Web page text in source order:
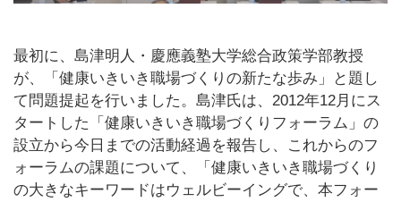
最初に、島津明人・慶應義塾大学総合政策学部教授
が、「健康いきいき職場づくりの新たな歩み」と題し
て問題提起を行いました。島津氏は、2012年12月にス
タートした「健康いきいき職場づくりフォーラム」の
設立から今日までの活動経過を報告し、これからのフ
ォーラムの課題について、「健康いきいき職場づくり
の大きなキーワードはウェルビーイングで、本フォー